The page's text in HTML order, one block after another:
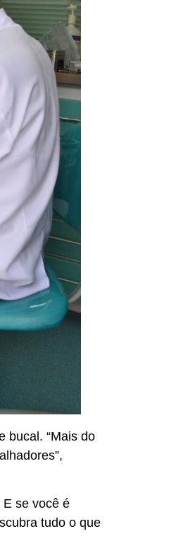
bucal. “Mais do
se você é
tudo o que